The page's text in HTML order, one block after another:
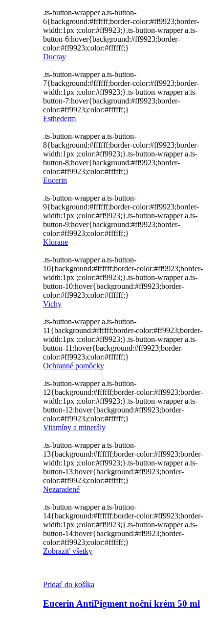
.ts-button-wrapper a.ts-button-
6{background:#ffffff;border-color:#ff9923;border-
width:1px ;color:#ff9923;}.ts-button-wrapper a.ts-
button-6:hover{background:#ff9923;border-
color:#ff9923;color:#ffffff;}
Ducray
.ts-button-wrapper a.ts-button-
7{background:#ffffff;border-color:#ff9923;border-
width:1px ;color:#ff9923;}.ts-button-wrapper a.ts-
button-7:hover{background:#ff9923;border-
color:#ff9923;color:#ffffff;}
Esthederm
.ts-button-wrapper a.ts-button-
8{background:#ffffff;border-color:#ff9923;border-
width:1px ;color:#ff9923;}.ts-button-wrapper a.ts-
button-8:hover{background:#ff9923;border-
color:#ff9923;color:#ffffff;}
Eucerin
.ts-button-wrapper a.ts-button-
9{background:#ffffff;border-color:#ff9923;border-
width:1px ;color:#ff9923;}.ts-button-wrapper a.ts-
button-9:hover{background:#ff9923;border-
color:#ff9923;color:#ffffff;}
Klorane
.ts-button-wrapper a.ts-button-
10{background:#ffffff;border-color:#ff9923;border-
width:1px ;color:#ff9923;}.ts-button-wrapper a.ts-
button-10:hover{background:#ff9923;border-
color:#ff9923;color:#ffffff;}
Vichy
.ts-button-wrapper a.ts-button-
11{background:#ffffff;border-color:#ff9923;border-
width:1px ;color:#ff9923;}.ts-button-wrapper a.ts-
button-11:hover{background:#ff9923;border-
color:#ff9923;color:#ffffff;}
Ochranné pomôcky
.ts-button-wrapper a.ts-button-
12{background:#ffffff;border-color:#ff9923;border-
width:1px ;color:#ff9923;}.ts-button-wrapper a.ts-
button-12:hover{background:#ff9923;border-
color:#ff9923;color:#ffffff;}
Vitamíny a minerály
.ts-button-wrapper a.ts-button-
13{background:#ffffff;border-color:#ff9923;border-
width:1px ;color:#ff9923;}.ts-button-wrapper a.ts-
button-13:hover{background:#ff9923;border-
color:#ff9923;color:#ffffff;}
Nezaradené
.ts-button-wrapper a.ts-button-
14{background:#ffffff;border-color:#ff9923;border-
width:1px ;color:#ff9923;}.ts-button-wrapper a.ts-
button-14:hover{background:#ff9923;border-
color:#ff9923;color:#ffffff;}
Zobraziť všetky
Pridať do košíka
Eucerin AntiPigment noční krém 50 ml